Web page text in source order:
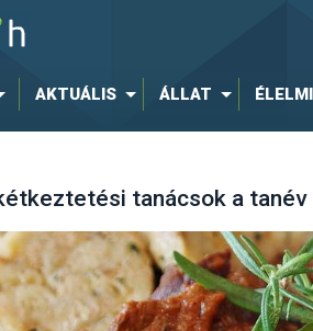
AKTUÁLIS ÁLLAT
tanácsok a